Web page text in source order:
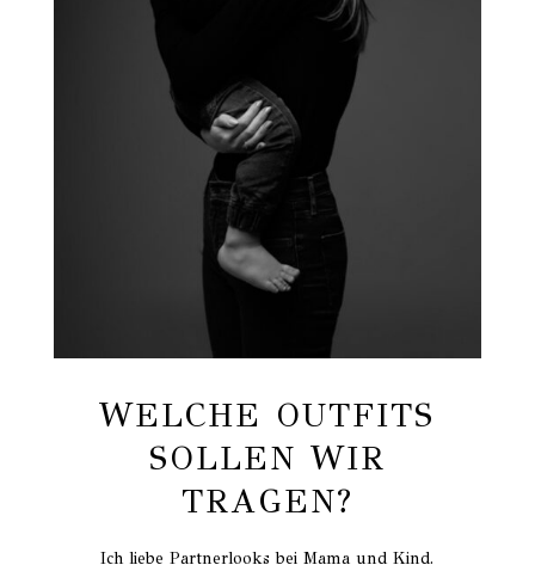
WELCHE OUTFITS
SOLLEN WIR
TRAGEN?
Ich liebe Partnerlooks bei Mama und Kind.